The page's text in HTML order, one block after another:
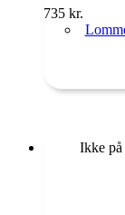
735 kr.
Ikke på